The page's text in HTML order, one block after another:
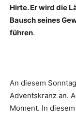
Hirte. Er wird die
Bausch seines
führen.
An diesem
Adventskranz an.
Moment. In